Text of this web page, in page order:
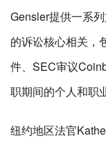
Gensler提供一系
的诉讼核心相关，
件、SEC审议
职期间的个人和职
纽约地区法官